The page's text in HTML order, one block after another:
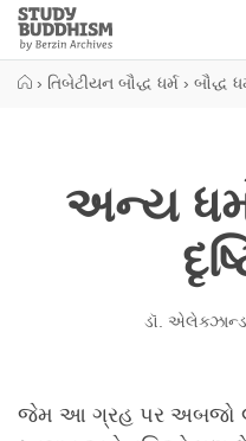
Close
Study
Buddhism
Home
› તિબેટીયન બૌદ્ધ ધર્મ › બૌદ્ધ
અન્ય
ડૉ.
જેમ આ ગ્રહ પર અબજો